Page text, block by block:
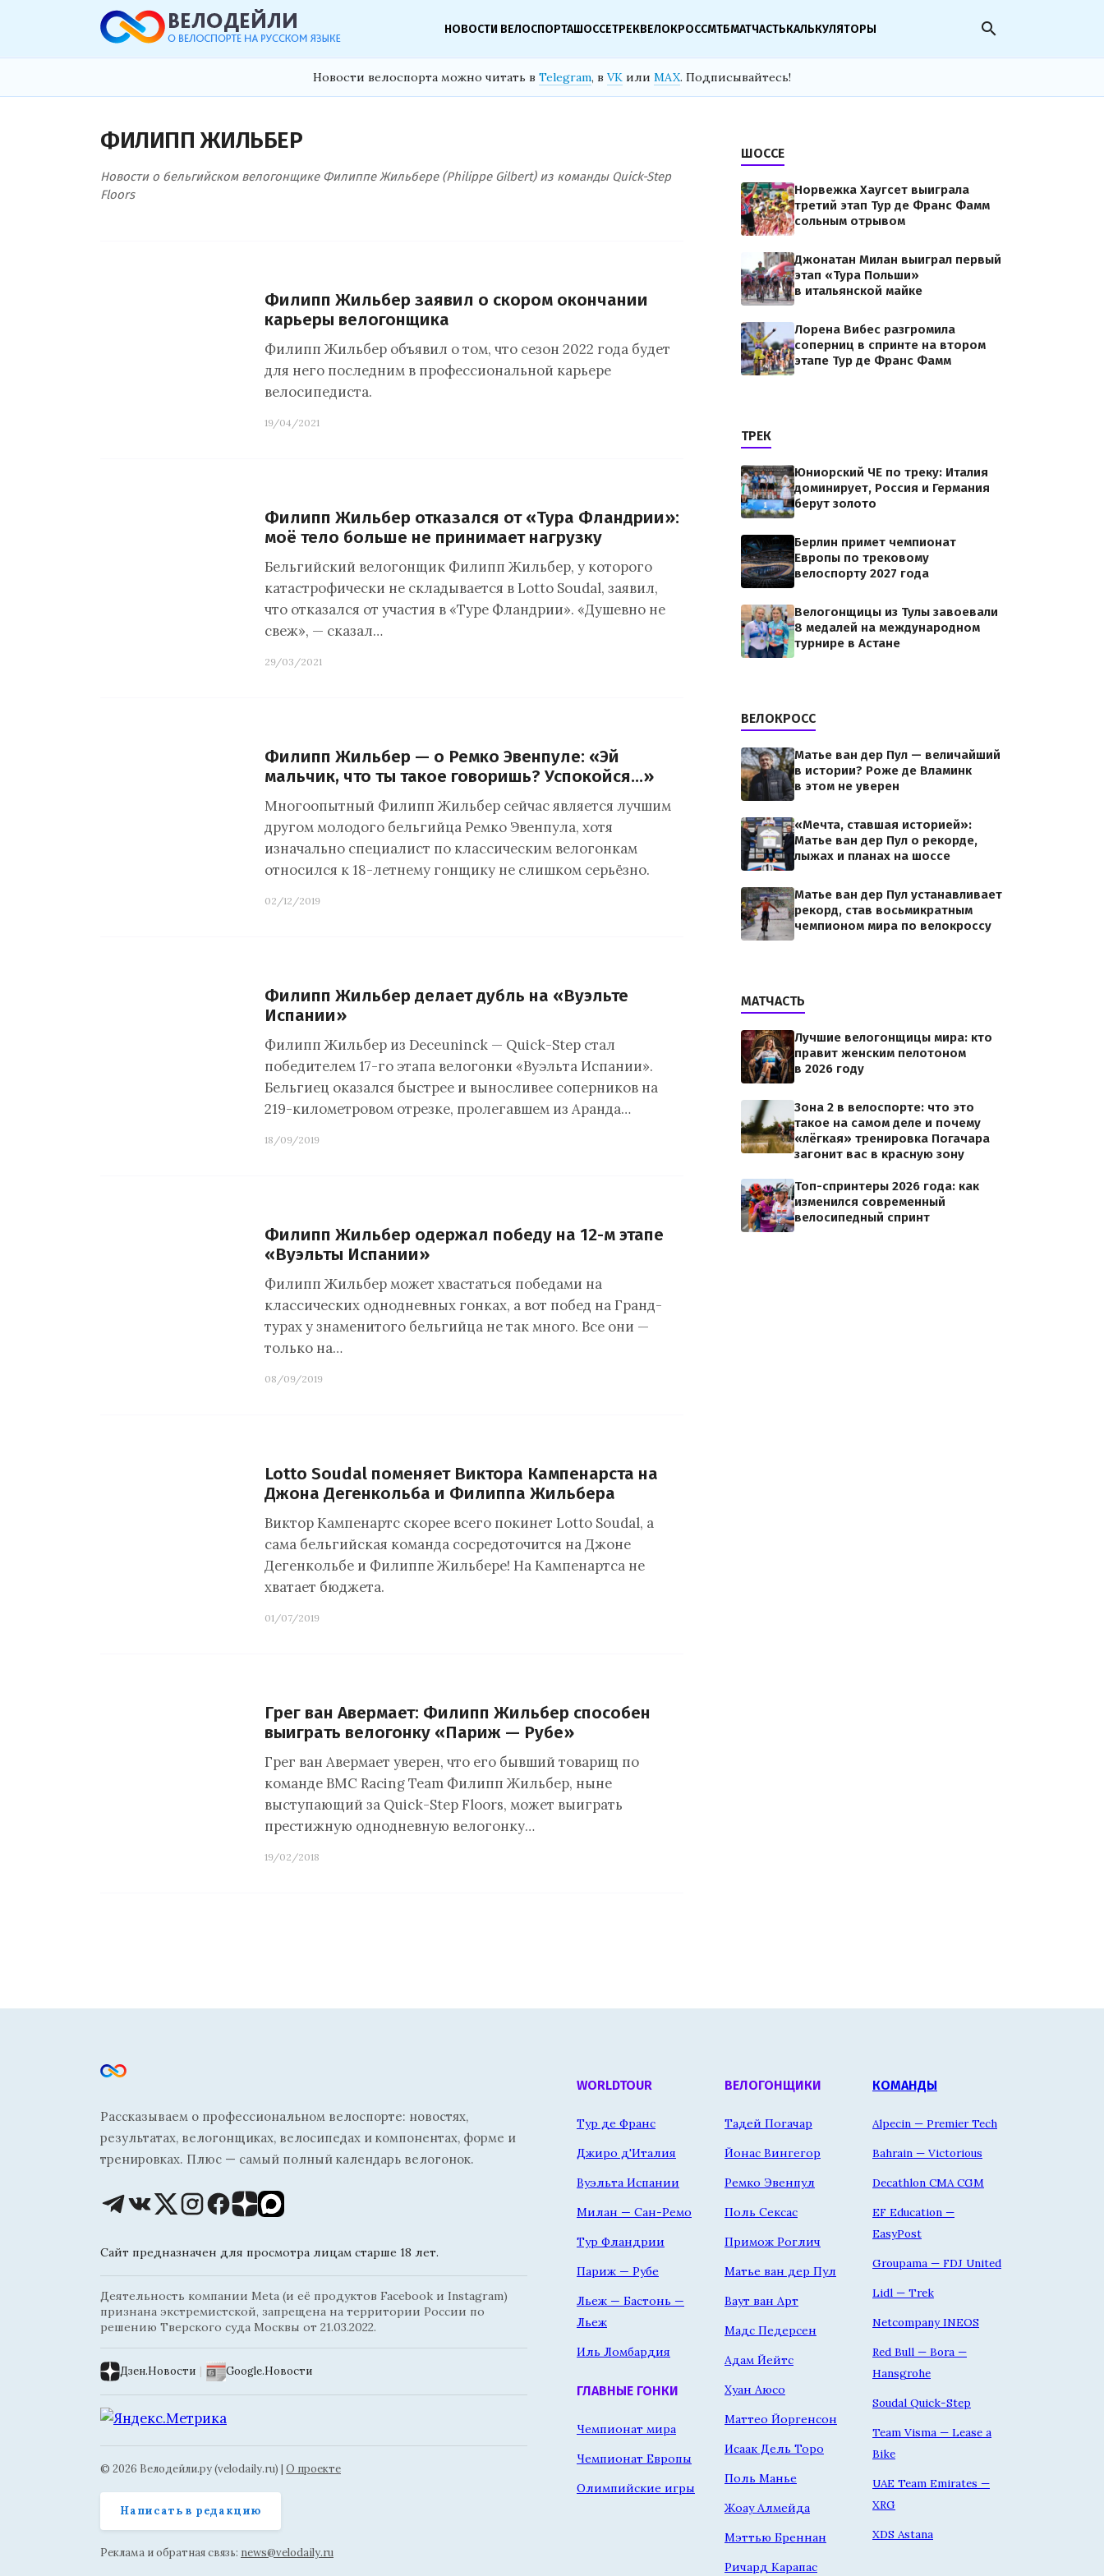
НОВОСТИ ВЕЛОСПОРТАШОССЕТРЕКВЕЛОКРОССМТБМАТЧАСТЬКАЛЬКУЛЯТОРЫ search
Новости велоспорта можно читать в Telegram, в VK или MAX. Подписывайтесь!
ФИЛИПП ЖИЛЬБЕР
Новости о бельгийском велогонщике Филиппе Жильбере (Philippe Gilbert) из команды Quick-Step
Floors
Филипп Жильбер заявил о скором окончании
карьеры велогонщика
Филипп Жильбер объявил о том, что сезон 2022 года будет
для него последним в профессиональной карьере
велосипедиста.
19/04/2021
Филипп Жильбер отказался от «Тура Фландрии»:
моё тело больше не принимает нагрузку
Бельгийский велогонщик Филипп Жильбер, у которого
катастрофически не складывается в Lotto Soudal, заявил,
что отказался от участия в «Туре Фландрии». «Душевно не
свеж», — сказал…
29/03/2021
Филипп Жильбер — о Ремко Эвенпуле: «Эй
мальчик, что ты такое говоришь? Успокойся…»
Многоопытный Филипп Жильбер сейчас является лучшим
другом молодого бельгийца Ремко Эвенпула, хотя
изначально специалист по классическим велогонкам
относился к 18-летнему гонщику не слишком серьёзно.
02/12/2019
Филипп Жильбер делает дубль на «Вуэльте
Испании»
Филипп Жильбер из Deceuninck — Quick-Step стал
победителем 17-го этапа велогонки «Вуэльта Испании».
Бельгиец оказался быстрее и выносливее соперников на
219-километровом отрезке, пролегавшем из Аранда…
18/09/2019
Филипп Жильбер одержал победу на 12-м этапе
«Вуэльты Испании»
Филипп Жильбер может хвастаться победами на
классических однодневных гонках, а вот побед на Гранд-
турах у знаменитого бельгийца не так много. Все они —
только на…
08/09/2019
Lotto Soudal поменяет Виктора Кампенарста на
Джона Дегенкольба и Филиппа Жильбера
Виктор Кампенартс скорее всего покинет Lotto Soudal, а
сама бельгийская команда сосредоточится на Джоне
Дегенкольбе и Филиппе Жильбере! На Кампенартса не
хватает бюджета.
01/07/2019
Грег ван Авермает: Филипп Жильбер способен
выиграть велогонку «Париж — Рубе»
Грег ван Авермает уверен, что его бывший товарищ по
команде BMC Racing Team Филипп Жильбер, ныне
выступающий за Quick-Step Floors, может выиграть
престижную однодневную велогонку…
19/02/2018
ШОССЕ
Норвежка Хаугсет выиграла
третий этап Тур де Франс Фамм
сольным отрывом
Джонатан Милан выиграл первый
этап «Тура Польши»
в итальянской майке
Лорена Вибес разгромила
соперниц в спринте на втором
этапе Тур де Франс Фамм
ТРЕК
Юниорский ЧЕ по треку: Италия
доминирует, Россия и Германия
берут золото
Берлин примет чемпионат
Европы по трековому
велоспорту 2027 года
Велогонщицы из Тулы завоевали
8 медалей на международном
турнире в Астане
ВЕЛОКРОСС
Матье ван дер Пул — величайший
в истории? Роже де Вламинк
в этом не уверен
«Мечта, ставшая историей»:
Матье ван дер Пул о рекорде,
лыжах и планах на шоссе
Матье ван дер Пул устанавливает
рекорд, став восьмикратным
чемпионом мира по велокроссу
МАТЧАСТЬ
Лучшие велогонщицы мира: кто
правит женским пелотоном
в 2026 году
Зона 2 в велоспорте: что это
такое на самом деле и почему
«лёгкая» тренировка Погачара
загонит вас в красную зону
Топ-спринтеры 2026 года: как
изменился современный
велосипедный спринт
Рассказываем о профессиональном велоспорте: новостях,
результатах, велогонщиках, велосипедах и компонентах, форме и
тренировках. Плюс — самый полный календарь велогонок.
Сайт предназначен для просмотра лицам старше 18 лет.
Деятельность компании Meta (и её продуктов Facebook и Instagram)
признана экстремистской, запрещена на территории России по
решению Тверского суда Москвы от 21.03.2022.
Дзен.Новости | Google.Новости
© 2026 Велодейли.ру (velodaily.ru) | О проекте
Написать в редакцию
Реклама и обратная связь: news@velodaily.ru
WORLDTOUR
Тур де Франс
Джиро д'Италия
Вуэльта Испании
Милан — Сан-Ремо
Тур Фландрии
Париж — Рубе
Льеж — Бастонь —
Льеж
Иль Ломбардия
ГЛАВНЫЕ ГОНКИ
Чемпионат мира
Чемпионат Европы
Олимпийские игры
ВЕЛОГОНЩИКИ
Тадей Погачар
Йонас Вингегор
Ремко Эвенпул
Поль Сексас
Примож Роглич
Матье ван дер Пул
Ваут ван Арт
Мадс Педерсен
Адам Йейтс
Хуан Аюсо
Маттео Йоргенсон
Исаак Дель Торо
Поль Манье
Жоау Алмейда
Мэттью Бреннан
Ричард Карапас
КОМАНДЫ
Alpecin — Premier Tech
Bahrain — Victorious
Decathlon CMA CGM
EF Education —
EasyPost
Groupama — FDJ United
Lidl — Trek
Netcompany INEOS
Red Bull — Bora —
Hansgrohe
Soudal Quick-Step
Team Visma — Lease a
Bike
UAE Team Emirates —
XRG
XDS Astana